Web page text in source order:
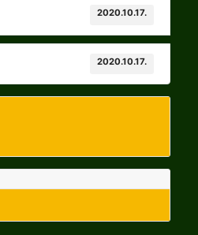
2020.10.17.
2020.10.17.